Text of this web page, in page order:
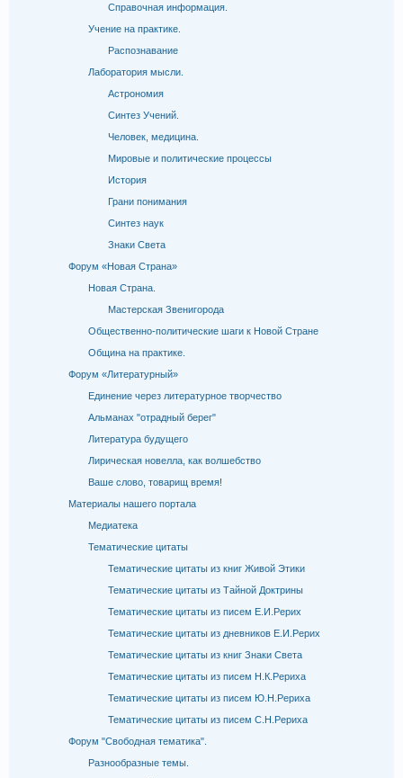
Справочная информация.
Учение на практике.
Распознавание
Лаборатория мысли.
Астрономия
Синтез Учений.
Человек, медицина.
Мировые и политические процессы
История
Грани понимания
Синтез наук
Знаки Света
Форум «Новая Страна»
Новая Страна.
Мастерская Звенигорода
Общественно-политические шаги к Новой Стране
Община на практике.
Форум «Литературный»
Единение через литературное творчество
Альманах "отрадный берег"
Литература будущего
Лирическая новелла, как волшебство
Ваше слово, товарищ время!
Материалы нашего портала
Медиатека
Тематические цитаты
Тематические цитаты из книг Живой Этики
Тематические цитаты из Тайной Доктрины
Тематические цитаты из писем Е.И.Рерих
Тематические цитаты из дневников Е.И.Рерих
Тематические цитаты из книг Знаки Света
Тематические цитаты из писем Н.К.Рериха
Тематические цитаты из писем Ю.Н.Рериха
Тематические цитаты из писем С.Н.Рериха
Форум "Свободная тематика".
Разнообразные темы.